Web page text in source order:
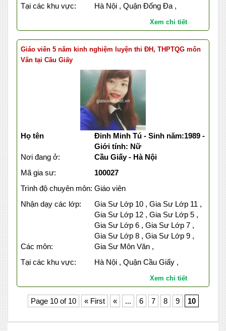
Tại các khu vực: Hà Nội , Quận Đống Đa ,
Xem chi tiết
Giáo viên 5 năm kinh nghiệm luyện thi ĐH, THPTQG môn
Văn tại Cầu Giấy
Họ tên
Đinh Minh Tú - Sinh năm:1989 -
Giới tính: Nữ
Nơi đang ở:
Cầu Giấy - Hà Nội
Mã gia sư:
100027
Trình độ chuyên môn: Giáo viên
Nhận dạy các lớp:
Gia Sư Lớp 10 , Gia Sư Lớp 11 ,
Gia Sư Lớp 12 , Gia Sư Lớp 5 ,
Gia Sư Lớp 6 , Gia Sư Lớp 7 ,
Gia Sư Lớp 8 , Gia Sư Lớp 9 ,
Các môn:
Gia Sư Môn Văn ,
Tại các khu vực:
Hà Nội , Quận Cầu Giấy ,
Xem chi tiết
Page 10 of 10 « First « ... 6 7 8 9 10